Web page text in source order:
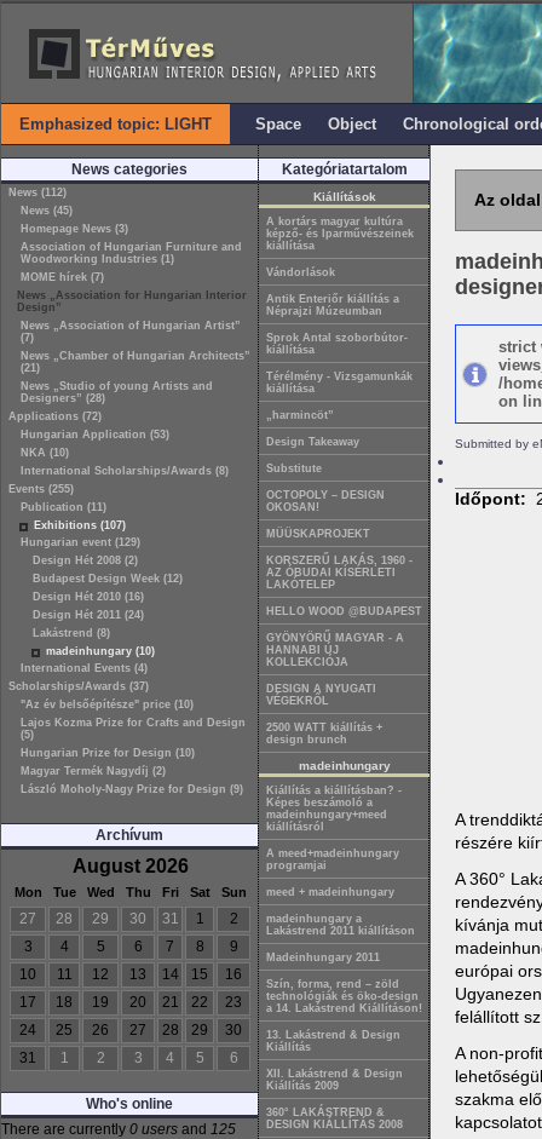
Emphasized topic: LIGHT Space Object Chronological
News categories
News (112)
News (45)
Homepage News (3)
Association of Hungarian Furniture and
Woodworking Industries (1)
MOME hírek (7)
News „Association for Hungarian Interior
Design”
News „Association of Hungarian Artist”
(7)
News „Chamber of Hungarian Architects”
(21)
News „Studio of young Artists and
Designers” (28)
Applications (72)
Hungarian Application (53)
NKA (10)
International Scholarships/Awards (8)
Events (255)
Publication (11)
Exhibitions (107)
Hungarian event (129)
Design Hét 2008 (2)
Budapest Design Week (12)
Design Hét 2010 (16)
Design Hét 2011 (24)
Lakástrend (8)
madeinhungary (10)
International Events (4)
Scholarships/Awards (37)
"Az év belsőépítésze" price (10)
Lajos Kozma Prize for Crafts and Design
(5)
Hungarian Prize for Design (10)
Magyar Termék Nagydíj (2)
László Moholy-Nagy Prize for Design (9)
Archívum
August 2026
Mon Tue Wed Thu Fri Sat Sun
27 28 29 30 31 1
2
3
4 5 6 7 8
9
10
11 12 13 14 15
16
17
18 19 20 21 22
23
24
25 26 27 28 29
30
31
1 2 3 4 5 6
Who's online
There are currently 0 users and 125
Kategóriatartalom
Kiállítások
A kortárs magyar kultúra
képző- és Iparművészeinek
kiállítása
Vándorlások
Antik Enteriőr kiállítás a
Néprajzi Múzeumban
Sprok Antal szoborbútor-
kiállítása
Térélmény - Vizsgamunkák
kiállítása
„harmincöt”
Design Takeaway
Substitute
OCTOPOLY – DESIGN
OKOSAN!
MÜÜSKAPROJEKT
KORSZERŰ LAKÁS, 1960 -
AZ ÓBUDAI KÍSÉRLETI
LAKÓTELEP
HELLO WOOD @BUDAPEST
GYÖNYÖRŰ MAGYAR - A
HANNABI ÚJ
KOLLEKCIÓJA
DESIGN A NYUGATI
VÉGEKRŐL
2500 WATT kiállítás +
design brunch
madeinhungary
Kiállítás a kiállításban? -
Képes beszámoló a
madeinhungary+meed
kiállításról
A meed+madeinhungary
programjai
meed + madeinhungary
madeinhungary a
Lakástrend 2011 kiállításon
Madeinhungary 2011
Szín, forma, rend – zöld
technológiák és öko-design
a 14. Lakástrend Kiállításon!
13. Lakástrend & Design
Kiállítás
XII. Lakástrend & Design
Kiállítás 2009
360° LAKÁSTREND &
DESIGN KIÁLLÍTÁS 2008
Az
strict
/
on
Submitted by
Időpont:
A
részére
A 360°
kívánja
európai
felállított
A non-
szakma